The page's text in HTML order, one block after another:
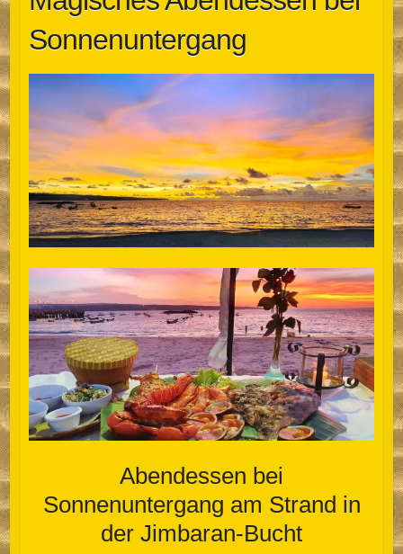
Sonnenuntergang
Abendessen bei
Sonnenuntergang am Strand in
der Jimbaran-Bucht